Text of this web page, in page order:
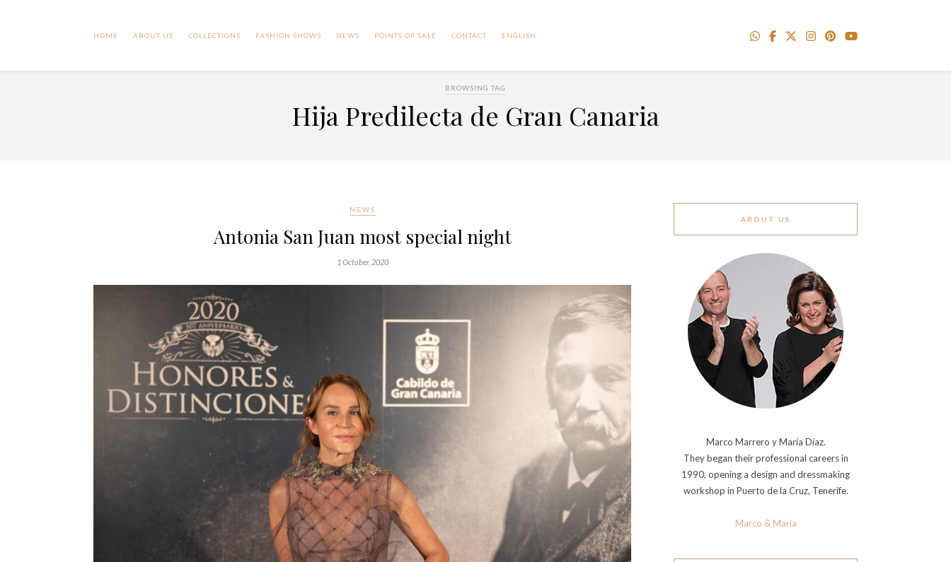
HOME ABOUT US COLLECTIONS FASHION SHOWS NEWS POINTS OF SALE CONTACT ENGLISH
BROWSING TAG
Hija Predilecta de Gran Canaria
NEWS
Antonia San Juan most special night
1 October, 2020
ABOUT US
Marco Marrero y María Díaz.
They began their professional careers in
1990, opening a design and dressmaking
workshop in Puerto de la Cruz, Tenerife.
Marco & María